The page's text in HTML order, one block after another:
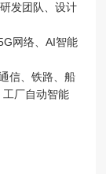
发团队、设计
网络、AI智能
信、铁路、船
厂自动智能